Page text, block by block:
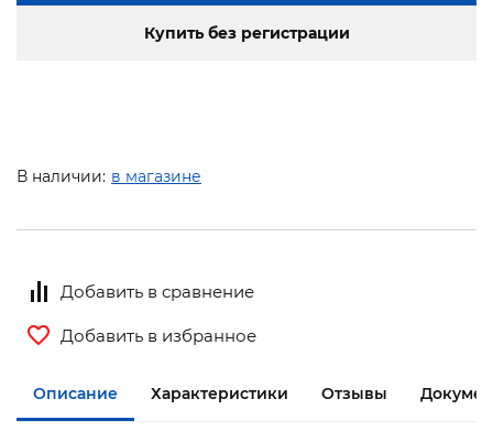
Купить без регистрации
В наличии: в магазине
Добавить в сравнение
Добавить в избранное
Описание Характеристики Отзывы